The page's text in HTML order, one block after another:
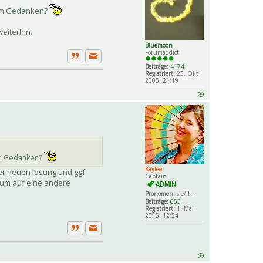
Bluemoon
Forumaddict
Beiträge: 4174
Registriert: 23. Okt
2005, 21:19
Gedanken?
ZitatPrivate Nachricht senden
Kaylee
Captain
Pronomen: sie/ihr
Beiträge: 653
Registriert: 1. Mai
2015, 12:54
Gedanken?
neuen lösung und ggf
auf eine andere
ZitatPrivate Nachricht senden